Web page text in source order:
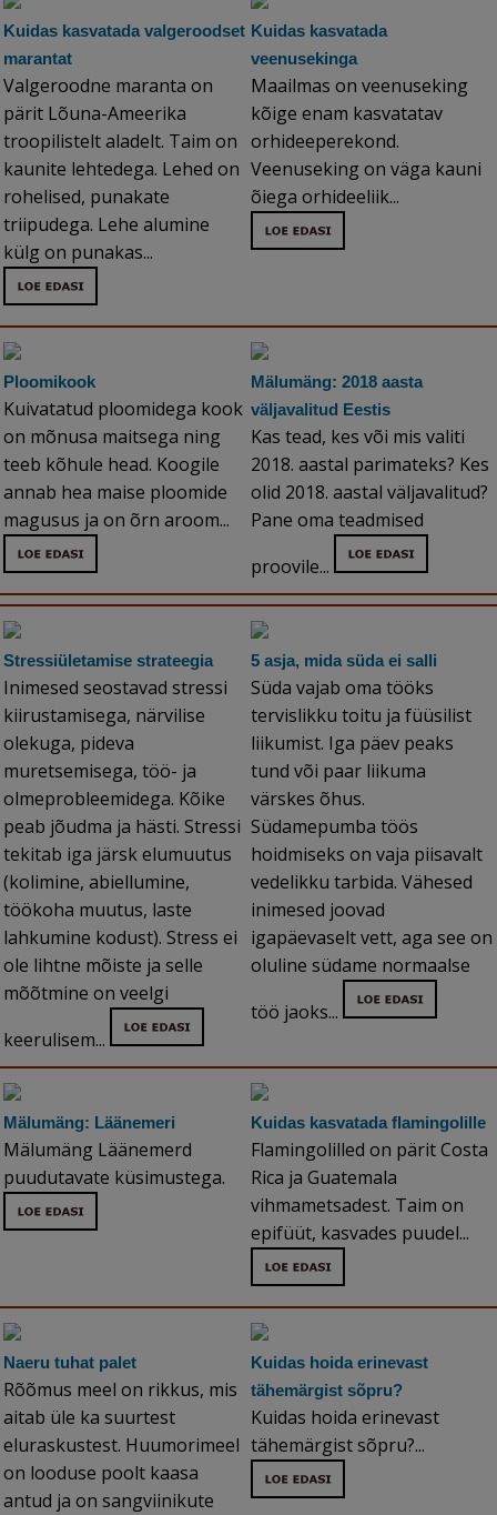
Kuidas kasvatada valgeroodset
marantat
Valgeroodne maranta on
pärit Lõuna-Ameerika
troopilistelt aladelt. Taim on
kaunite lehtedega. Lehed on
rohelised, punakate
triipudega. Lehe alumine
külg on punakas...
Kuidas kasvatada
veenusekinga
Maailmas on veenuseking
kõige enam kasvatatav
orhideeperekond.
Veenuseking on väga kauni
õiega orhideeliik...
Ploomikook
Kuivatatud ploomidega kook
on mõnusa maitsega ning
teeb kõhule head. Koogile
annab hea maise ploomide
magusus ja on õrn aroom...
Mälumäng: 2018 aasta
väljavalitud Eestis
Kas tead, kes või mis valiti
2018. aastal parimateks? Kes
olid 2018. aastal väljavalitud?
Pane oma teadmised
proovile...
Stressiületamise strateegia
Inimesed seostavad stressi
kiirustamisega, närvilise
olekuga, pideva
muretsemisega, töö- ja
olmeprobleemidega. Kõike
peab jõudma ja hästi. Stressi
tekitab iga järsk elumuutus
(kolimine, abiellumine,
töökoha muutus, laste
lahkumine kodust). Stress ei
ole lihtne mõiste ja selle
mõõtmine on veelgi
keerulisem...
5 asja, mida süda ei salli
Süda vajab oma tööks
tervislikku toitu ja füüsilist
liikumist. Iga päev peaks
tund või paar liikuma
värskes õhus.
Südamepumba töös
hoidmiseks on vaja piisavalt
vedelikku tarbida. Vähesed
inimesed joovad
igapäevaselt vett, aga see on
oluline südame normaalse
töö jaoks...
Mälumäng: Läänemeri
Mälumäng Läänemerd
puudutavate küsimustega.
Kuidas kasvatada flamingolille
Flamingolilled on pärit Costa
Rica ja Guatemala
vihmametsadest. Taim on
epifüüt, kasvades puudel...
Naeru tuhat palet
Rõõmus meel on rikkus, mis
aitab üle ka suurtest
eluraskustest. Huumorimeel
on looduse poolt kaasa
antud ja on sangviinikute
Kuidas hoida erinevast
tähemärgist sõpru?
Kuidas hoida erinevast
tähemärgist sõpru?...